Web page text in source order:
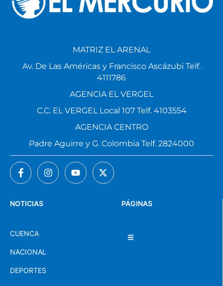
PÁGINAS
NOTICIAS
CUENCA
NACIONAL
DEPORTES
MATRIZ EL ARENAL
Av. De Las Américas y Francisco Ascázubi Telf.
4111786
AGENCIA EL VERGEL
C.C. EL VERGEL Local 107 Telf. 4103554
AGENCIA CENTRO
Padre Aguirre y G. Colombia Telf. 2824000